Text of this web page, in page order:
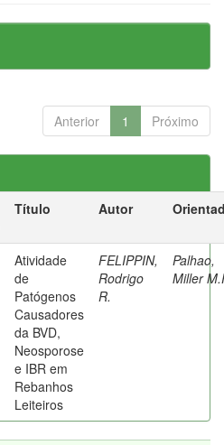
Anterior 1 Próximo
Título Autor
Atividade
de
Patógenos
Causadores
da BVD,
Neosporose
e IBR em
Rebanhos
Leiteiros
FELIPPIN,
Rodrigo
R.
Palhao,
Miller